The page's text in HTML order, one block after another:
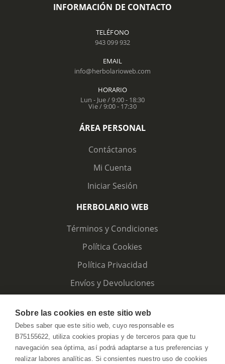
INFORMACIÓN DE CONTACTO
TELÉFONO
943 099 932
EMAIL
info@herbolarioweb.com
HORARIO
Lun - Jue / 9:00 - 18:30
Vie / 9:00 - 17:30
ÁREA PERSONAL
Contáctanos
Mi Cuenta
Iniciar Sesión
HERBOLARIO WEB
Términos y Condiciones
Política Cookies
Política Privacidad
Envíos y Devoluciones
Sobre las cookies en este sitio web
Debes saber que este sitio web, cuyo responsable es
B75155622, utiliza cookies propias y de terceros para que tu
navegación sea óptima, así podrá adaptarse a tus preferencias y
realizar labores analíticas. Si consientes nuestro uso de cookies